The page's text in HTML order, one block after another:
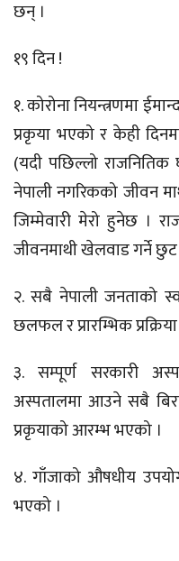
छन् ।
१९ दिन !
१. कोरोना नियन्त्रणमा
प्रकृया भएको र केही
(यदी पछिल्लो
नेपाली नगरिकको जीवन
जिम्मेवारी मेरो हुनेछ ।
जीवनमाथी खेलवाड गर्ने
२. सबै नेपाली जनताको
छलफल र प्रारम्भिक
३. सम्पूर्ण सरकारी
अस्पतालमा आउने सबै
प्रकृयाको आरम्भ भएको ।
४. गाँजाको औषधीय
भएको ।